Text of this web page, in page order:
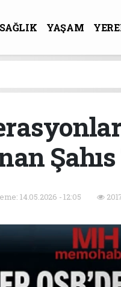
SAĞLIK YAŞAM
14.05.2026 - 12:05